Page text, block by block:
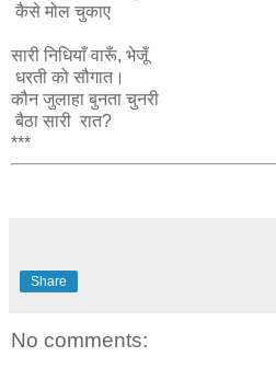
कैसे मोल चुकाए
सारी निधियाँ वारूँ, भेजूँ
धरती को सौगात।
कौन जुलाहा बुनता चुनरी
बैठा सारी रात?
***
Share
No comments: